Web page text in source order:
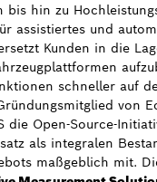
bis hin zu
assistiertes und
Kunden in die
schneller auf
von
die Open-Source-
als integralen
maßgeblich mit.